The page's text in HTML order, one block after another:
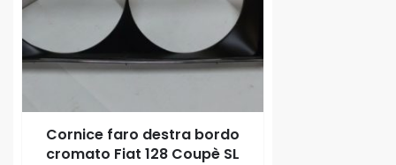
Cornice faro destra bordo
cromato Fiat 128 Coupè SL